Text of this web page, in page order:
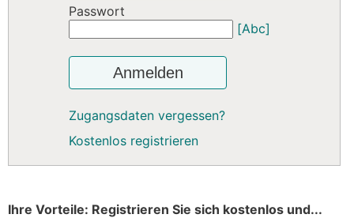
Passwort
[Abc]
Anmelden
Zugangsdaten vergessen?
Kostenlos registrieren
Ihre Vorteile: Registrieren Sie sich kostenlos und...